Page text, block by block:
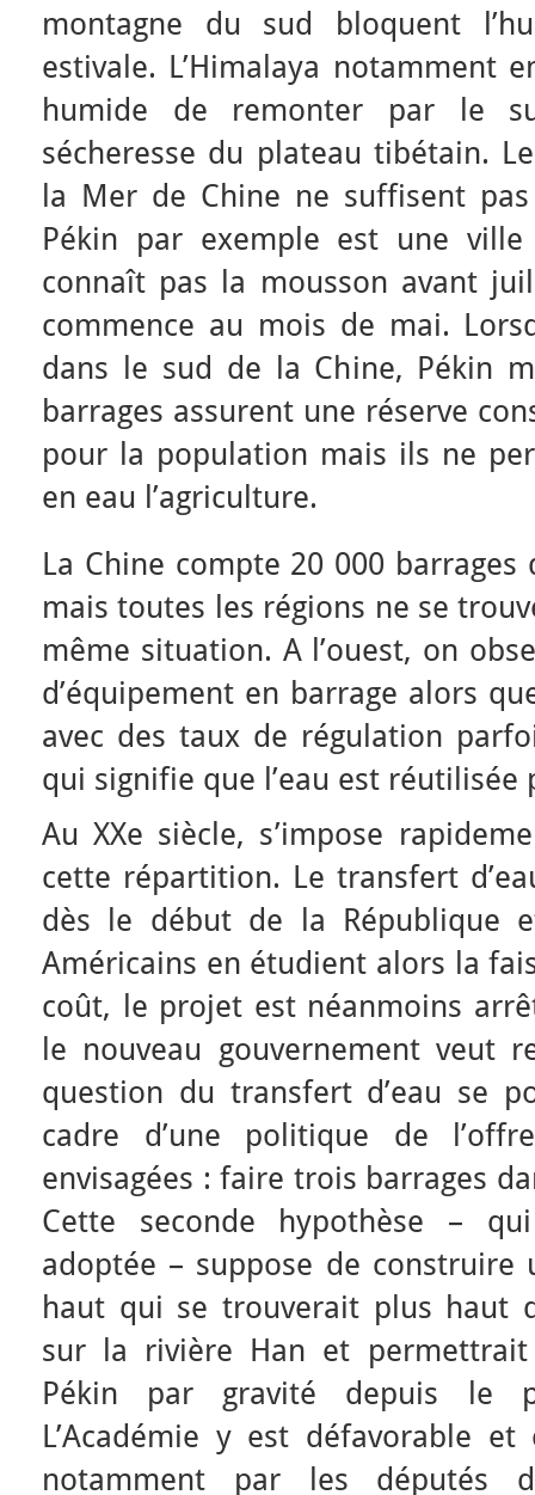
montagne du sud bloquent
estivale. L’Himalaya notamment
humide de remonter par le
sécheresse du plateau tibétain.
la Mer de Chine ne suffisent
Pékin par exemple est une
connaît pas la mousson avant
commence au mois de mai.
dans le sud de la Chine, Pékin
barrages assurent une réserve
pour la population mais ils ne
en eau l’agriculture.
La Chine compte 20 000
mais toutes les régions ne se
même situation. A l’ouest, on
d’équipement en barrage alors
avec des taux de régulation
qui signifie que l’eau est réutilisée
Au XXe siècle, s’impose
cette répartition. Le transfert
dès le début de la République
Américains en étudient alors la
coût, le projet est néanmoins
le nouveau gouvernement veut
question du transfert d’eau se
cadre d’une politique de
envisagées : faire trois barrages
Cette seconde hypothèse –
adoptée – suppose de construire
haut qui se trouverait plus haut
sur la rivière Han et permettrait
Pékin par gravité depuis le
L’Académie y est défavorable
notamment par les députés